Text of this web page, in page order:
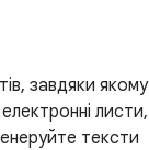
завдяки якому
листи,
тексти